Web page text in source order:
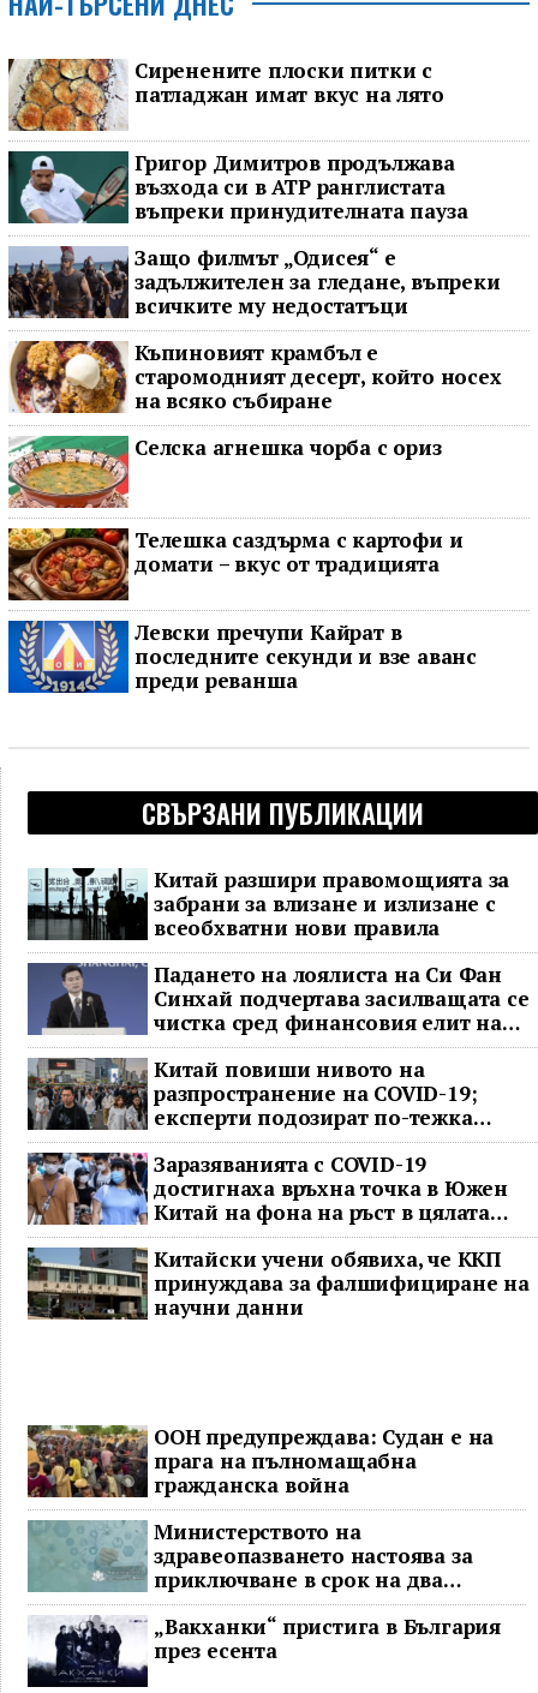
Сиренените плоски питки с
патладжан имат вкус на лято
Григор Димитров продължава
възхода си в ATP ранглистата
въпреки принудителната пауза
Защо филмът „Одисея“ е
задължителен за гледане, въпреки
всичките му недостатъци
Къпиновият крамбъл е
старомодният десерт, който носех
на всяко събиране
Селска агнешка чорба с ориз
Телешка саздърма с картофи и
домати – вкус от традицията
Левски пречупи Кайрат в
последните секунди и взе аванс
преди реванша
СВЪРЗАНИ ПУБЛИКАЦИИ
Китай разшири правомощията за
забрани за влизане и излизане с
всеобхватни нови правила
Падането на лоялиста на Си Фан
Синхай подчертава засилващата се
чистка сред финансовия елит на
Китай
Китай повиши нивото на
разпространение на COVID-19;
експерти подозират по-тежка
ситуация
Заразяванията с COVID-19
достигнаха връхна точка в Южен
Китай на фона на ръст в цялата
страна
Китайски учени обявиха, че ККП
принуждава за фалшифициране на
научни данни
ООН предупреждава: Судан е на
прага на пълномащабна
гражданска война
Министерството на
здравеопазването настоява за
приключване в срок на два
ключови строителни проекта
„Вакханки“ пристига в България
през есента